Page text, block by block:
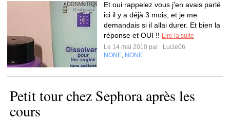
Et oui rappelez vous j'en avais parlé
ici il y a déjà 3 mois, et je me
demandais si il allai durer. Et bien la
réponse et OUI !! Lire la suite
Le 14 mai 2010 par
Lucie06
NONE NONE
Petit tour chez Sephora après les
cours